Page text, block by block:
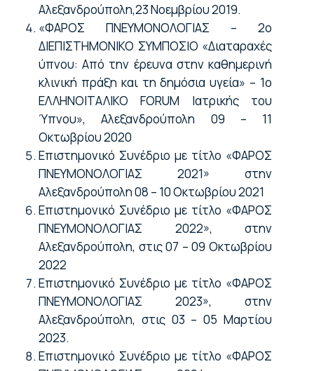
Αλεξανδρούπολη,23 Νοεμβρίου 2019.
«ΦΑΡΟΣ ΠΝΕΥΜΟΝΟΛΟΓΙΑΣ – 2ο
ΔΙΕΠΙΣΤΗΜΟΝΙΚΟ ΣΥΜΠΟΣΙΟ «Διαταραχές
ύπνου: Από την έρευνα στην καθημερινή
κλινική πράξη και τη δημόσια υγεία» – 1ο
ΕΛΛΗΝΟΙΤΑΛΙΚΟ FORUM Ιατρικής του
Ύπνου», Αλεξανδρούπολη 09 – 11
Οκτωβρίου 2020
Επιστημονικό Συνέδριο με τίτλο «ΦΑΡΟΣ
ΠΝΕΥΜΟΝΟΛΟΓΙΑΣ 2021» στην
Αλεξανδρούπολη 08 – 10 Οκτωβρίου 2021
Επιστημονικό Συνέδριο με τίτλο «ΦΑΡΟΣ
ΠΝΕΥΜΟΝΟΛΟΓΙΑΣ 2022», στην
Αλεξανδρούπολη, στις 07 – 09 Οκτωβρίου
2022
Επιστημονικό Συνέδριο με τίτλο «ΦΑΡΟΣ
ΠΝΕΥΜΟΝΟΛΟΓΙΑΣ 2023», στην
Αλεξανδρούπολη, στις 03 – 05 Μαρτίου
2023.
Επιστημονικό Συνέδριο με τίτλο «ΦΑΡΟΣ